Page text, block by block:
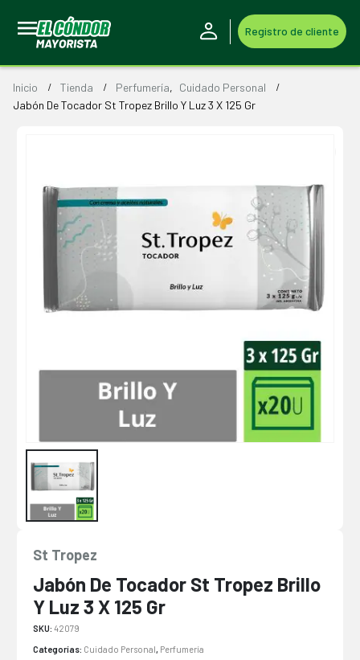
Registro de cliente
Inicio Tienda Perfumería, Cuidado Personal
Jabón De Tocador St Tropez Brillo Y Luz 3 X 125 Gr
St Tropez
Jabón De Tocador St Tropez Brillo
Y Luz 3 X 125 Gr
SKU: 42079
Categorías: Cuidado Personal, Perfumería